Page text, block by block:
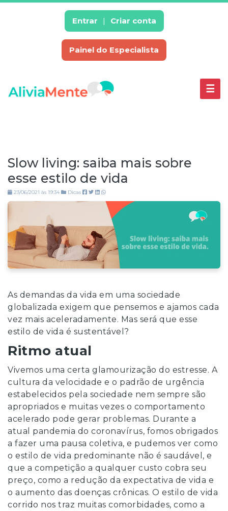
Entrar Criar conta
Painel do Especialista
☰
Depressão
Emocional
Síndrome
de
Síndrome
do
Pânico
Ansiedade
Crise
Existencial
Ciúmes
Tipo
de
consulta
Terapeuta
Hipnólogo(a)
Constelação
Familiar
Terapeuta
Floral
Hipnose
Ericksoniana
Coach
Slow living: saiba mais sobre
esse estilo de vida
23/06/2021 às 19:34 Dicas
As demandas da vida em uma sociedade
globalizada exigem que pensemos e ajamos cada
vez mais aceleradamente. Mas será que esse
estilo de vida é sustentável?
Ritmo atual
Vivemos uma certa glamourização do estresse. A
cultura da velocidade e o padrão de urgência
estabelecidos pela sociedade nem sempre são
apropriados e muitas vezes o comportamento
acelerado pode gerar problemas. Durante a
atual pandemia do coronavírus, fomos obrigados
a fazer uma pausa coletiva, e pudemos ver como
o estilo de vida predominante não é saudável, e
que a competição a qualquer custo cobra seu
preço, como a redução da expectativa de vida e
o aumento das doenças crônicas. O estilo de vida
corrido nos traz muitas comorbidades, como a